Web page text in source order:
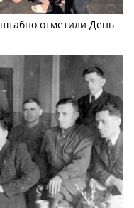
отметили День